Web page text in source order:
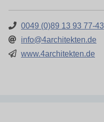
0049 (0)89 13 93 77-43
info@4architekten.de
www.4architekten.de